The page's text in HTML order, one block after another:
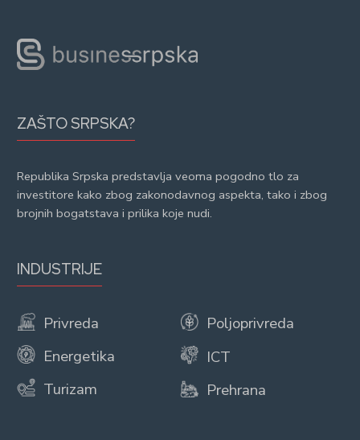
ZAŠTO SRPSKA?
Republika Srpska predstavlja veoma pogodno tlo za
investitore kako zbog zakonodavnog aspekta, tako i zbog
brojnih bogatstava i prilika koje nudi.
INDUSTRIJE
Privreda
Energetika
Turizam
Poljoprivreda
ICT
Prehrana